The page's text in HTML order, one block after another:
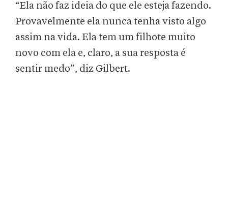
“Ela não faz ideia do que ele esteja fazendo.
Provavelmente ela nunca tenha visto algo
assim na vida. Ela tem um filhote muito
novo com ela e, claro, a sua resposta é
sentir medo”, diz Gilbert.